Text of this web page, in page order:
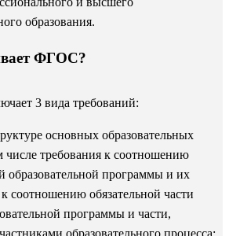
образования.
ФГОС?
3 вида требований:
основных образовательных
числе требования к соотношению
образовательной программы и их
соотношению обязательной части
программы и части,